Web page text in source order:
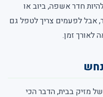
חדר אשפה, ביוב או
אבל לפעמים צריך לטפל גם
לאורך זמן.
מזיק בבית, הדבר הכי